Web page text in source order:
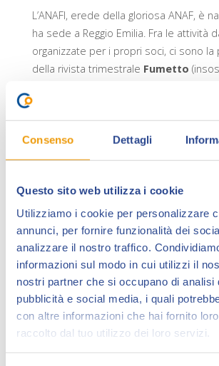
Consenso Dettagli
Questo sito web utilizza i cookie
Utilizziamo i cookie per personalizzare
annunci, per fornire funzionalità dei
analizzare il nostro traffico.
informazioni sul modo in cui utilizzi il
nostri partner che si occupano di analisi
pubblicità e social media, i quali
con altre informazioni che hai fornito
raccolto dal tuo utilizzo dei loro servizi.
L’ANAFI, erede della gloriosa ANAF, è
ha sede a Reggio Emilia. Fra le attività
organizzate per i propri soci, ci sono la
della rivista trimestrale Fumetto
di fumetti anche dal punto di vista
la stampa di albi, volumi e collane
ristampe, di fumetti e/o di critica, la
di classici del fumetto nati per il
nutrito Catalogo di arretrati
dell’ANAF, e la realizzazione di una
(mostre personali, incontri con autori,
concomitanza con Mostre Mercato del
l’ANAFI è organizzatore o
risalta laMostra Mercato del
Emilia(in maggio e in dicembre di ogni
paradiso dei collezionisti italiani,
2016 alla sua 57a edizione, occasione
d’incontro fra domanda e offerta nel